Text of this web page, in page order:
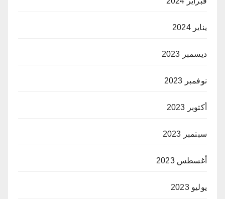
يناير 2024
ديسمبر 2023
نوفمبر 2023
أكتوبر 2023
سبتمبر 2023
أغسطس 2023
يوليو 2023